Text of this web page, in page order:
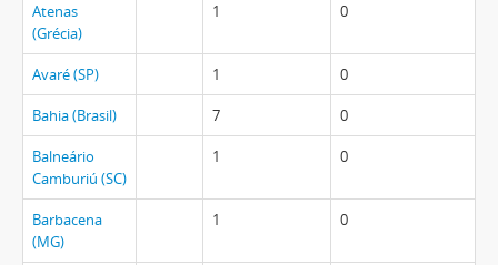
Atenas
(Grécia)
1 0
Avaré (SP) 1 0
Bahia (Brasil) 7 0
Balneário
Camburiú (SC)
1 0
Barbacena
(MG)
1 0